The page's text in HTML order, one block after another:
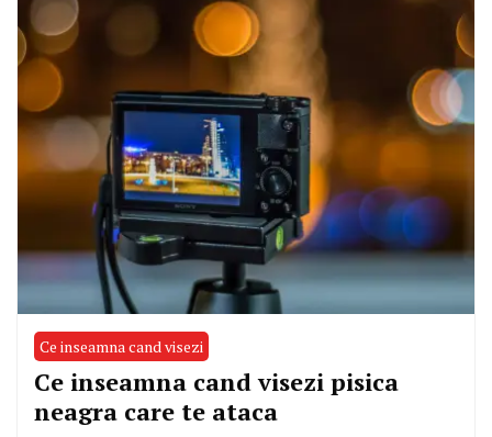
Ce inseamna cand visezi
Ce inseamna cand visezi pisica
neagra care te ataca